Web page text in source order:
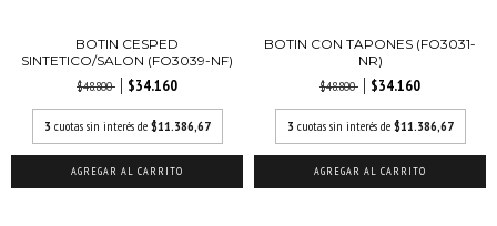
BOTIN CESPED
SINTETICO/SALON (FO3039-NF)
$48.800
$34.160
3 cuotas sin interés de $11.386,67
AGREGAR AL CARRITO
BOTIN CON TAPONES (FO3031-
NR)
$48.800
$34.160
3 cuotas sin interés de $11.386,67
AGREGAR AL CARRITO